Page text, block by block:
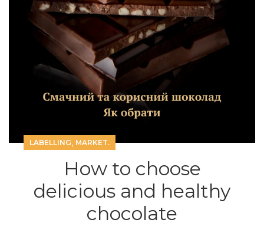
LABELLING, MARKET.
How to choose
delicious and healthy
chocolate